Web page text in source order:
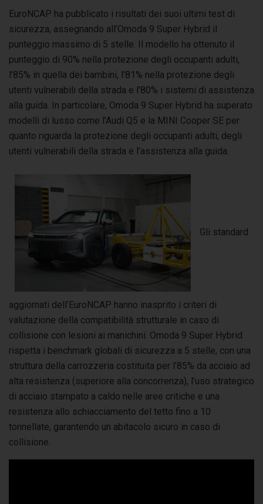
EuroNCAP ha pubblicato i risultati dei suoi ultimi test di
sicurezza, assegnando all’Omoda 9 Super Hybrid il
punteggio massimo di 5 stelle. Il modello ha ottenuto il
punteggio di 90% nella protezione degli occupanti adulti,
l’85% in quella dei bambini, l’81% nella protezione degli
utenti vulnerabili della strada e l’80% i sistemi di assistenza
alla guida. In particolare, Omoda 9 Super Hybrid ha superato
modelli di lusso come l’Audi Q5 e la MINI Cooper SE per
quanto riguarda la protezione degli occupanti adulti, degli
utenti vulnerabili della strada e l’assistenza alla guida.
Gli standard
aggiornati dell’EuroNCAP hanno inasprito i criteri di
valutazione della compatibilità strutturale in caso di
collisione con lesioni ai manichini. Omoda 9 Super Hybrid
rispetta i benchmark globali di sicurezza a 5 stelle, con una
struttura della carrozzeria costituita per l’85% da acciaio ad
alta resistenza (superiore alla concorrenza), l’uso strategico
di acciaio stampato a caldo nelle aree critiche e una
resistenza allo schiacciamento del tetto fino a 10
tonnellate, garantendo un abitacolo sicuro in caso di
collisione.